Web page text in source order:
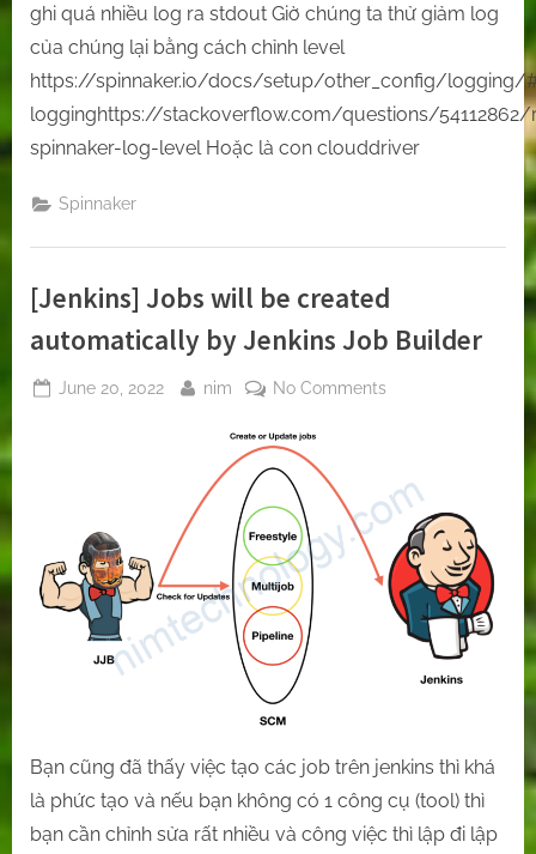
ghi quá nhiều log ra stdout Giờ chúng ta thử giảm log
của chúng lại bằng cách chỉnh level
https://spinnaker.io/docs/setup/other_config/logging/
logginghttps://stackoverflow.com/questions/
spinnaker-log-level Hoặc là con clouddriver
Spinnaker
[Jenkins] Jobs will be created
automatically by Jenkins Job Builder
Posted
June 20, 2022 By
nim No Commentson
be
created
automatically
by
Jenkins
Job
Builder
Bạn cũng đã thấy việc tạo các job trên jenkins thì khá
là phức tạo và nếu bạn không có 1 công cụ (tool) thì
bạn cần chỉnh sửa rất nhiều và công việc thì lập đi lập